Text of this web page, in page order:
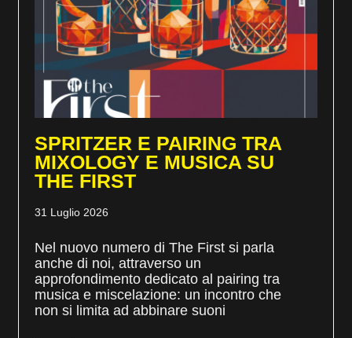
SPRITZER E PAIRING TRA
MIXOLOGY E MUSICA SU
THE FIRST
31 Luglio 2026
Nel nuovo numero di The First si parla
anche di noi, attraverso un
approfondimento dedicato al pairing tra
musica e miscelazione: un incontro che
non si limita ad abbinare suoni